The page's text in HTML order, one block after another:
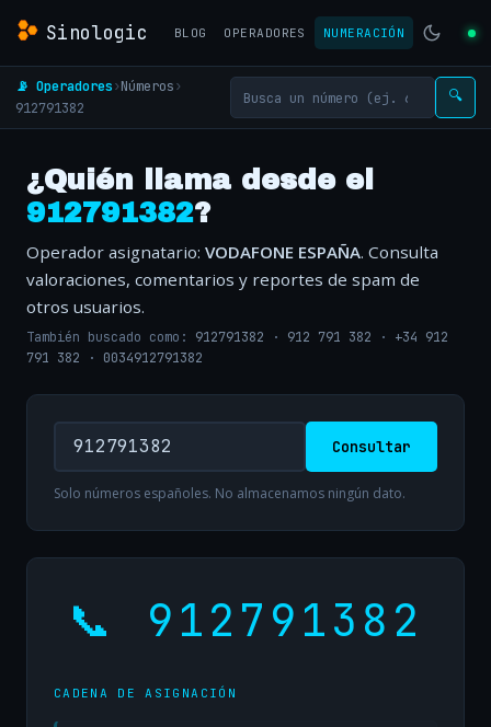
Sinologic BLOG OPERADORES NUMERACIÓN
📡 Operadores›Números›
912791382
🔍
¿Quién llama desde el
912791382?
Operador asignatario: VODAFONE ESPAÑA. Consulta
valoraciones, comentarios y reportes de spam de
otros usuarios.
También buscado como: 912791382 · 912 791 382 · +34 912
791 382 · 0034912791382
Consultar
Solo números españoles. No almacenamos ningún dato.
📞 912791382
CADENA DE ASIGNACIÓN